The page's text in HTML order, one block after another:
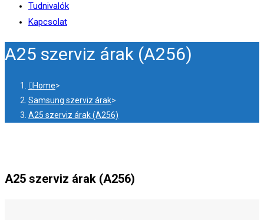
Tudnivalók
Kapcsolat
A25 szerviz árak (A256)
Home>
Samsung szerviz árak>
A25 szerviz árak (A256)
A25 szerviz árak (A256)